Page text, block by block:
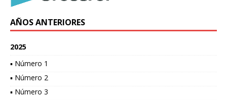
AÑOS ANTERIORES
2025
▪ Número 1
▪ Número 2
▪ Número 3